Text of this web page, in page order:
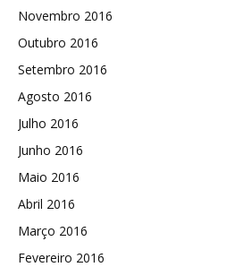
Novembro 2016
Outubro 2016
Setembro 2016
Agosto 2016
Julho 2016
Junho 2016
Maio 2016
Abril 2016
Março 2016
Fevereiro 2016